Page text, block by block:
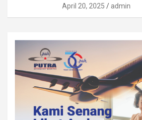
April 20, 2025 admin